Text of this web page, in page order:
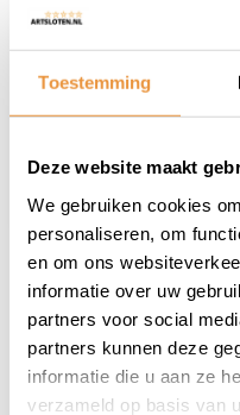
Toestemming
Deze website maakt
We gebruiken cookies
personaliseren, om
en om ons
informatie over uw
partners voor social
partners kunnen deze
informatie die u aan ze
verzameld op basis van
Op voorraad
8,95